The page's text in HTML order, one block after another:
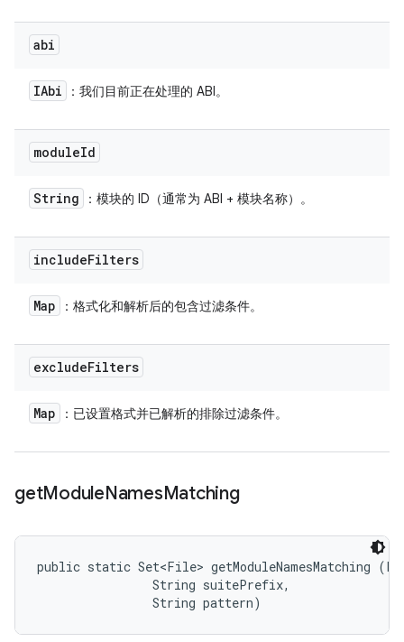
abi
IAbi ：我们目前正在处理的 ABI。
moduleId
String ：模块的 ID（通常为 ABI + 模块名称）。
includeFilters
Map ：格式化和解析后的包含过滤条件。
excludeFilters
Map ：已设置格式并已解析的排除过滤条件。
getModuleNamesMatching
public static Set<File> getModuleNamesMatching
                String suitePrefix,
                String pattern)